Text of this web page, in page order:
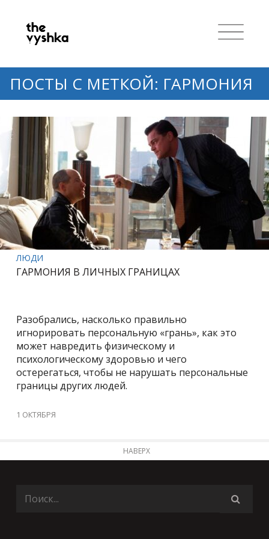
ПОСТЫ С МЕТКОЙ: ГАРМОНИЯ
ЛЮДИ
ГАРМОНИЯ В ЛИЧНЫХ ГРАНИЦАХ
Разобрались, насколько правильно
игнорировать персональную «грань», как это
может навредить физическому и
психологическому здоровью и чего
остерегаться, чтобы не нарушать персональные
границы других людей.
1 ОКТЯБРЯ
НАВЕРХ